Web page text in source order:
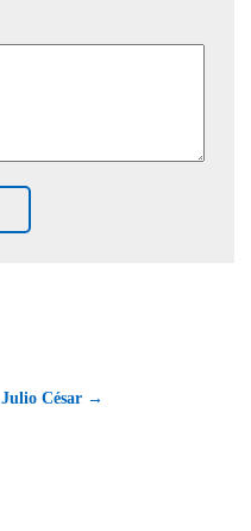
Julio César →